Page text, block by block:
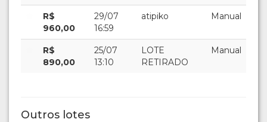
R$
960,00
29/07
16:59
atipiko Manual
R$
890,00
25/07
13:10
LOTE
RETIRADO
Manual
Outros lotes